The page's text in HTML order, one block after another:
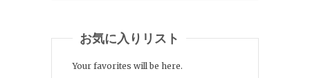
お気に入りリスト
Your favorites will be here.